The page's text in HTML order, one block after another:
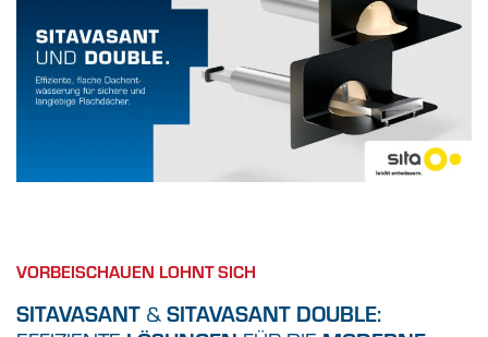
VORBEISCHAUEN LOHNT SICH
SITAVASANT & SITAVASANT DOUBLE: